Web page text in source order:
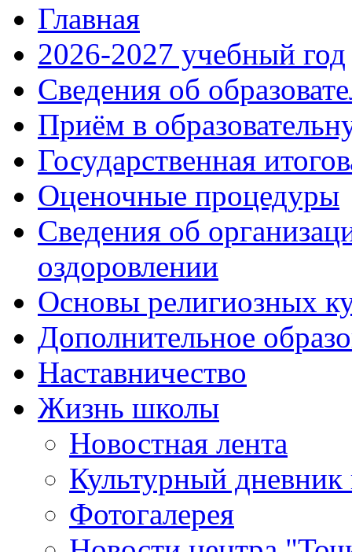
Главная
2026-2027 учебный год
Сведения об
Приём в
Государственная
Оценочные процедуры
Сведения об
оздоровлении
Основы религиозных
Дополнительное
Наставничество
Жизнь школы
Новостная лента
Культурный
Фотогалерея